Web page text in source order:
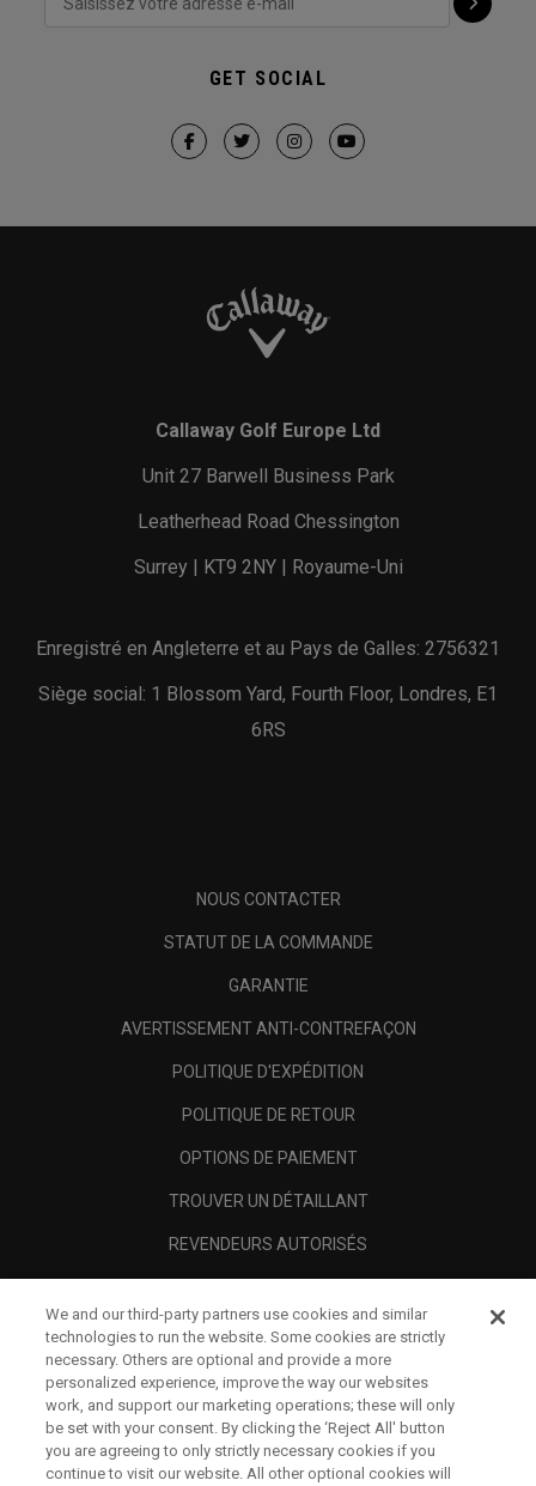
GET SOCIAL
Callaway Golf Europe Ltd
Unit 27 Barwell Business Park
Leatherhead Road Chessington
Surrey | KT9 2NY | Royaume-Uni
Enregistré en Angleterre et au Pays de Galles: 2756321
Siège social: 1 Blossom Yard, Fourth Floor, Londres, E1
6RS
NOUS CONTACTER
STATUT DE LA COMMANDE
GARANTIE
AVERTISSEMENT ANTI-CONTREFAÇON
POLITIQUE D'EXPÉDITION
POLITIQUE DE RETOUR
OPTIONS DE PAIEMENT
TROUVER UN DÉTAILLANT
REVENDEURS AUTORISÉS
A PROPOS
MENTIONS LÉGALES
We and our third-party partners use cookies and similar
technologies to run the website. Some cookies are strictly
necessary. Others are optional and provide a more
personalized experience, improve the way our websites
work, and support our marketing operations; these will only
be set with your consent. By clicking the ‘Reject All' button
you are agreeing to only strictly necessary cookies if you
continue to visit our website. All other optional cookies will